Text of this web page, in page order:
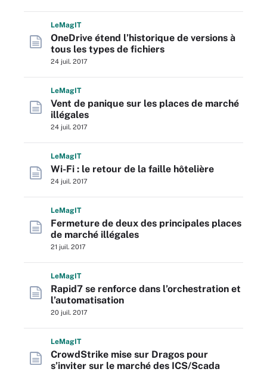
LeMagIT
OneDrive étend l’historique de versions à
tous les types de fichiers
24 juil. 2017
LeMagIT
Vent de panique sur les places de marché
illégales
24 juil. 2017
LeMagIT
Wi-Fi : le retour de la faille hôtelière
24 juil. 2017
LeMagIT
Fermeture de deux des principales places
de marché illégales
21 juil. 2017
LeMagIT
Rapid7 se renforce dans l’orchestration et
l’automatisation
20 juil. 2017
LeMagIT
CrowdStrike mise sur Dragos pour
s’inviter sur le marché des ICS/Scada